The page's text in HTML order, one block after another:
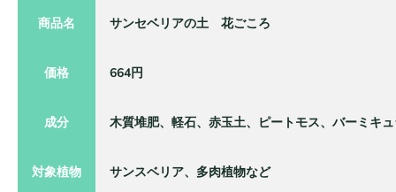
商品名 サンセベリアの土 花ごころ
価格 664円
成分 木質堆肥、軽石、赤玉土、ピートモス、バーミキ
対象植物 サンスベリア、多肉植物など